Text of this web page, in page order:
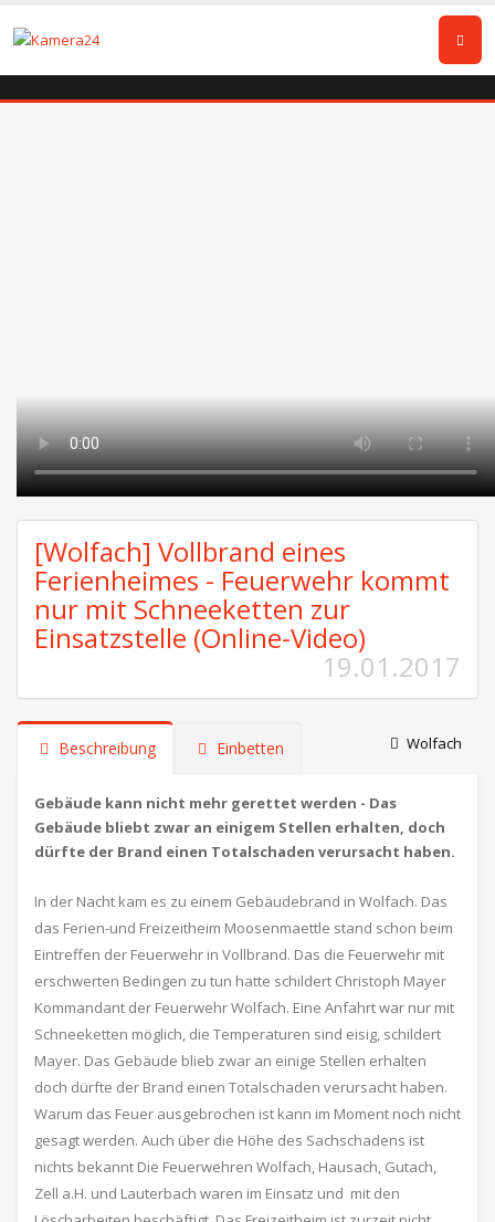
[Wolfach] Vollbrand eines
Ferienheimes - Feuerwehr kommt
nur mit Schneeketten zur
Einsatzstelle (Online-Video)
19.01.2017
Beschreibung Einbetten Wolfach
Gebäude kann nicht mehr gerettet werden - Das
Gebäude bliebt zwar an einigem Stellen erhalten, doch
dürfte der Brand einen Totalschaden verursacht haben.
In der Nacht kam es zu einem Gebäudebrand in Wolfach. Das
das Ferien-und Freizeitheim Moosenmaettle stand schon beim
Eintreffen der Feuerwehr in Vollbrand. Das die Feuerwehr mit
erschwerten Bedingen zu tun hatte schildert Christoph Mayer
Kommandant der Feuerwehr Wolfach. Eine Anfahrt war nur mit
Schneeketten möglich, die Temperaturen sind eisig, schildert
Mayer. Das Gebäude blieb zwar an einige Stellen erhalten
doch dürfte der Brand einen Totalschaden verursacht haben.
Warum das Feuer ausgebrochen ist kann im Moment noch nicht
gesagt werden. Auch über die Höhe des Sachschadens ist
nichts bekannt Die Feuerwehren Wolfach, Hausach, Gutach,
Zell a.H. und Lauterbach waren im Einsatz und mit den